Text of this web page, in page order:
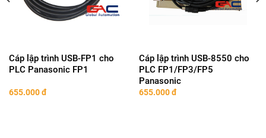
Cáp lập trình USB-FP1 cho
PLC Panasonic FP1
655.000đ
Cáp lập trình USB-8550 cho
PLC FP1/FP3/FP5
Panasonic
655.000đ